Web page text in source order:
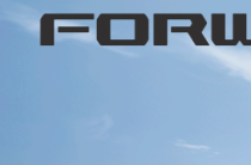
ALVISO |